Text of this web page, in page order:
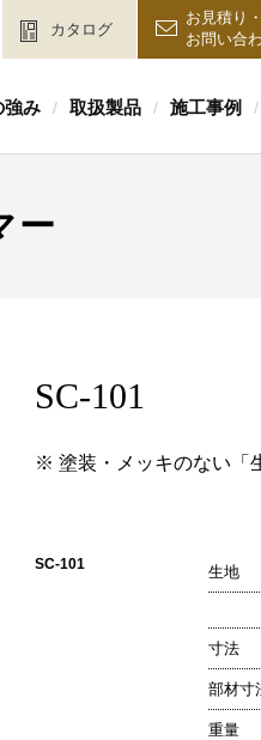
カタログ
お見積り
お問い合
強み / 取扱製品 / 施工事例 /
ー
SC-101
※ 塗装・メッキのない「
SC-101 生地
寸法
部材寸
重量